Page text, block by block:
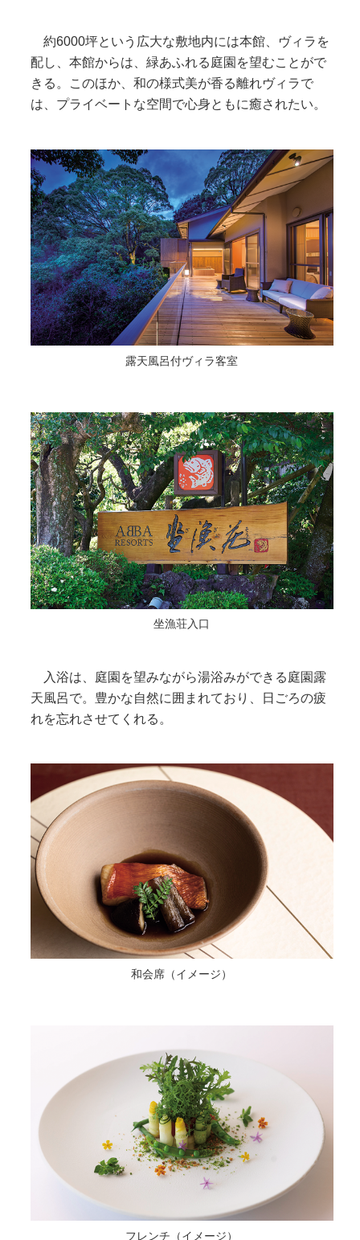
約6000坪という広大な敷地内には本館、ヴィラを
配し、本館からは、緑あふれる庭園を望むことがで
きる。このほか、和の様式美が香る離れヴィラで
は、プライベートな空間で心身ともに癒されたい。
露天風呂付ヴィラ客室
坐漁荘入口
入浴は、庭園を望みながら湯浴みができる庭園露
天風呂で。豊かな自然に囲まれており、日ごろの疲
れを忘れさせてくれる。
和会席（イメージ）
フレンチ（イメージ）